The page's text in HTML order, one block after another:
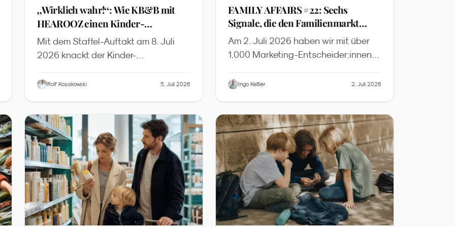
„Wirklich wahr!“: Wie KB&B mit
HEAROOZ einen Kinder-
Wissenspodcast auf Peer-Review-
Niveau baut
Mit dem Staffel-Auftakt am 8. Juli
2026 knackt der Kinder-
Labels die 40-Folgen-Marke. Der
Rhythmus und transparente KI-
Produktion zu einem neuen
Qualitätsniveau in der kindgerechten
Wissenschaftskommunikation
verbinden.
Rolf Kosakowski 5. Juli 2026
FAMILY AFFAIRS #22: Sechs
Signale, die den Familienmarkt
2026 verändern
Am 2. Juli 2026 haben wir mit über
1.000 Marketing-Entscheider:innen
Inspirationen aus dem
Signale zusammen - mit Slides zum
Download und der vollständigen
YouTube-Aufzeichnung.
Ingo Keßler 2. Juli 2026